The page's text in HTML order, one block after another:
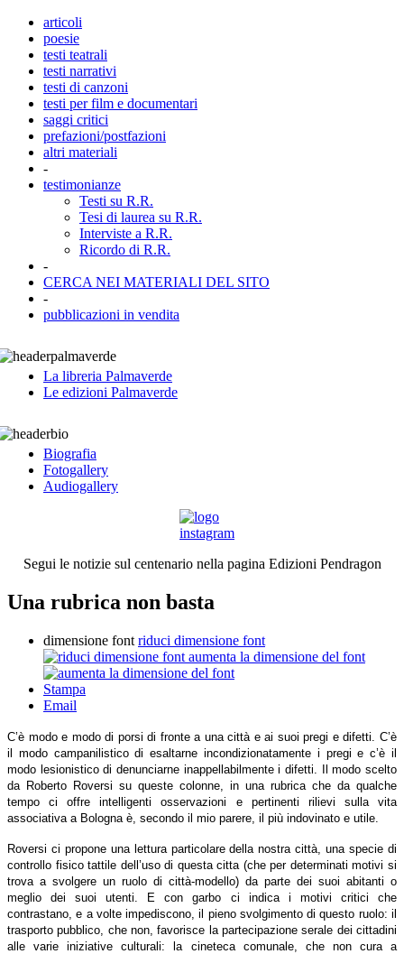
articoli
poesie
testi teatrali
testi narrativi
testi di canzoni
testi per film e documentari
saggi critici
prefazioni/postfazioni
altri materiali
-
testimonianze
Testi su R.R.
Tesi di laurea su R.R.
Interviste a R.R.
Ricordo di R.R.
-
CERCA NEI MATERIALI DEL SITO
-
pubblicazioni in vendita
La libreria Palmaverde
Le edizioni Palmaverde
Biografia
Fotogallery
Audiogallery
Segui le notizie sul centenario nella pagina Edizioni Pendragon
Una rubrica non basta
dimensione font riduci dimensione font
aumenta la dimensione del font
Stampa
Email
C’è modo e modo di porsi di fronte a una città e ai suoi pregi e difetti. C’è
il modo campanilistico di esaltarne incondizionatamente i pregi e c’è il
modo lesionistico di denunciarne inappellabilmente i difetti. Il modo scelto
da Roberto Roversi su queste colonne, in una rubrica che da qualche
tempo ci offre intelligenti osservazioni e pertinenti rilievi sulla vita
associativa a Bologna è, secondo il mio parere, il più indovinato e utile.
Roversi ci propone una lettura particolare della nostra città, una specie di
controllo fisico tattile dell’uso di questa citta (che per determinati motivi si
trova a svolgere un ruolo di città-modello) da parte dei suoi abitanti o
meglio dei suoi utenti. E con garbo ci indica i motivi critici che
contrastano, e a volte impediscono, il pieno svolgimento di questo ruolo: il
trasporto pubblico, che non, favorisce la partecipazione serale dei cittadini
alle varie iniziative culturali: la cineteca comunale, che non cura a